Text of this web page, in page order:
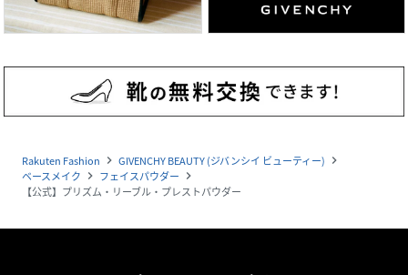
品番
PP9931_F00000330
(F00000330-166-000 PP9931)
販売元：楽天グループ株式会社
携帯・公衆電話からのお問い合わせ
050-5577-7001（有料）
＜カスタマーセンター営業時間＞
Rakuten Fashion navigate_next GIVENCHY BEAUTY (ジバンシイ ビューティー) navigate_next
ベースメイク navigate_next フェイスパウダー navigate_next
【公式】プリズム・リーブル・プレストパウダー